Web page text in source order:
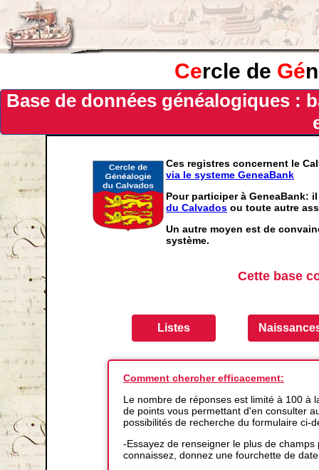
Cercle de Gé
Base de données généalogiques :
Ces registres concernent le
via le systeme GeneaBank
Pour participer à GeneaBank:
du Calvados ou toute autre
Un autre moyen est de
système.
Cette base
Comment chercher efficacement:
Le nombre de réponses est limité à 100 à
de points vous permettant d'en consulter
possibilités de recherche du formulaire ci-
-Essayez de renseigner le plus de
connaissez, donnez une fourchette de